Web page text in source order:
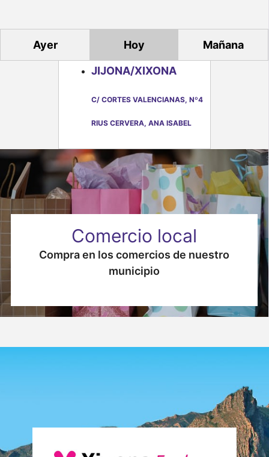
s
Ayer Hoy Mañana
JIJONA/XIXONA
C/ CORTES VALENCIANAS, Nº4
RIUS CERVERA, ANA ISABEL
Comercio local
Compra en los comercios de nuestro
municipio